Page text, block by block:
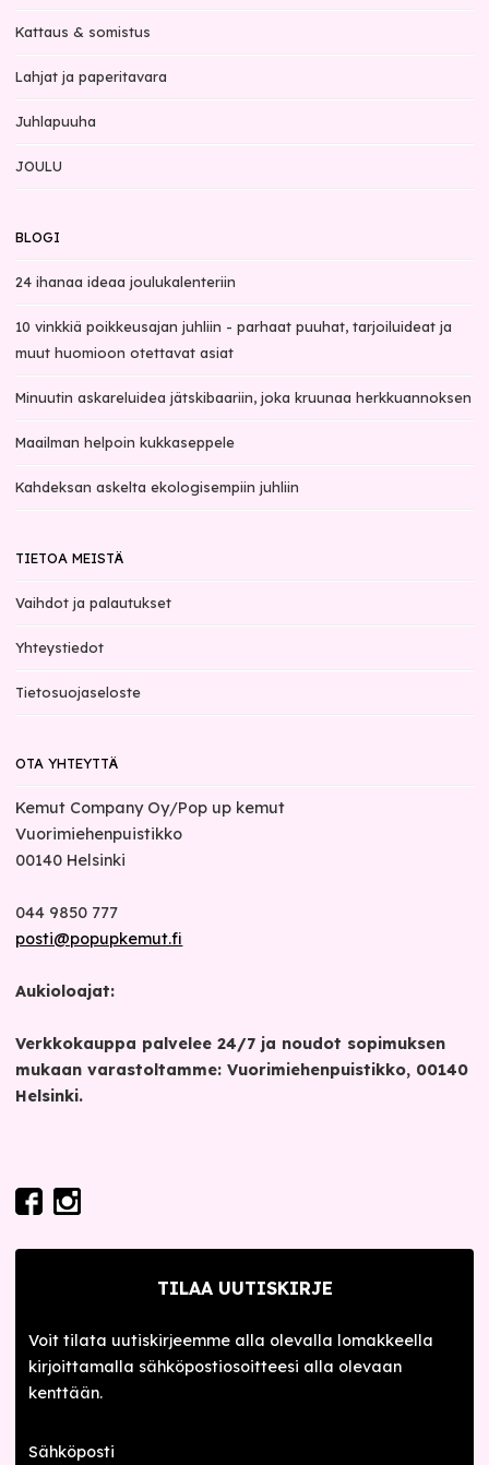
Kattaus & somistus
Lahjat ja paperitavara
Juhlapuuha
JOULU
BLOGI
24 ihanaa ideaa joulukalenteriin
10 vinkkiä poikkeusajan juhliin - parhaat puuhat, tarjoiluideat ja
muut huomioon otettavat asiat
Minuutin askareluidea jätskibaariin, joka kruunaa herkkuannoksen
Maailman helpoin kukkaseppele
Kahdeksan askelta ekologisempiin juhliin
TIETOA MEISTÄ
Vaihdot ja palautukset
Yhteystiedot
Tietosuojaseloste
OTA YHTEYTTÄ
Kemut Company Oy/Pop up kemut
Vuorimiehenpuistikko
00140 Helsinki
044 9850 777
posti@popupkemut.fi
Aukioloajat:
Verkkokauppa palvelee 24/7 ja noudot sopimuksen
mukaan varastoltamme: Vuorimiehenpuistikko, 00140
Helsinki.
TILAA UUTISKIRJE
Voit tilata uutiskirjeemme alla olevalla lomakkeella
kirjoittamalla sähköpostiosoitteesi alla olevaan
kenttään.
Sähköposti